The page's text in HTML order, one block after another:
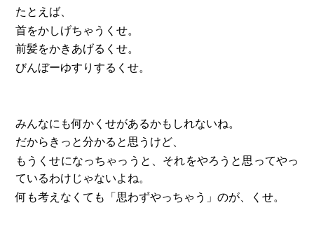
たとえば、
首をかしげちゃうくせ。
前髪をかきあげるくせ。
びんぼーゆすりするくせ。
みんなにも何かくせがあるかもしれないね。
だからきっと分かると思うけど、
もうくせになっちゃっうと、それをやろうと思ってやっ
ているわけじゃないよね。
何も考えなくても「思わずやっちゃう」のが、くせ。